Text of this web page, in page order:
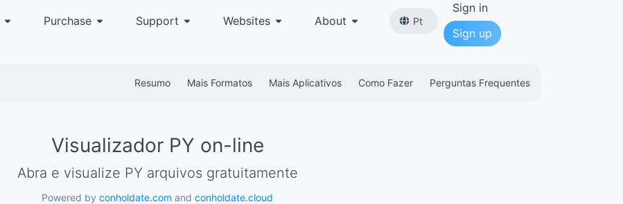
Purchase Support Websites About Pt
Sign in
Sign up
Resumo Mais Formatos Mais Aplicativos Como Fazer Perguntas Frequentes
Visualizador PY on-line
Abra e visualize PY arquivos gratuitamente
Powered by conholdate.com and conholdate.cloud